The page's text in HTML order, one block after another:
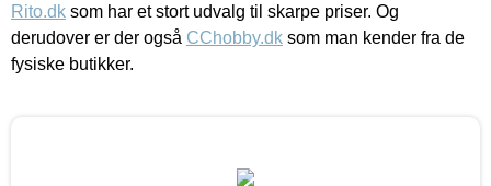
Rito.dk som har et stort udvalg til skarpe priser. Og
derudover er der også CChobby.dk som man kender fra de
fysiske butikker.